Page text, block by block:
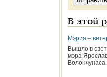
В этой
Мэрия –
Вышло в
мэра
Волончунаса.